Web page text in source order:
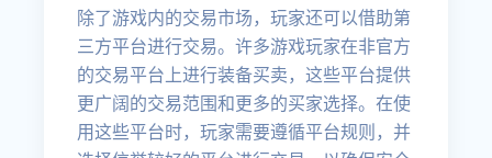
除了游戏内的交易市场，玩家还可以借助第
三方平台进行交易。许多游戏玩家在非官方
的交易平台上进行装备买卖，这些平台提供
更广阔的交易范围和更多的买家选择。在使
用这些平台时，玩家需要遵循平台规则，并